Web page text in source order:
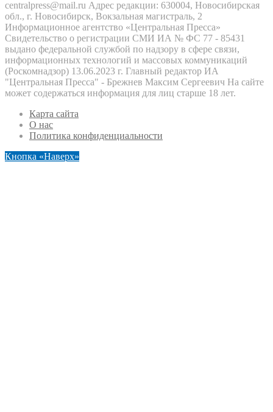
centralpress@mail.ru Адрес редакции: 630004, Новосибирская
обл., г. Новосибирск, Вокзальная магистраль, 2
Информационное агентство «Центральная Пресса»
Свидетельство о регистрации СМИ ИА № ФС 77 - 85431
выдано федеральной службой по надзору в сфере связи,
информационных технологий и массовых коммуникаций
(Роскомнадзор) 13.06.2023 г. Главный редактор ИА
"Центральная Пресса" - Брежнев Максим Сергеевич На сайте
может содержаться информация для лиц старше 18 лет.
Карта сайта
О нас
Политика конфиденциальности
Кнопка «Наверх»